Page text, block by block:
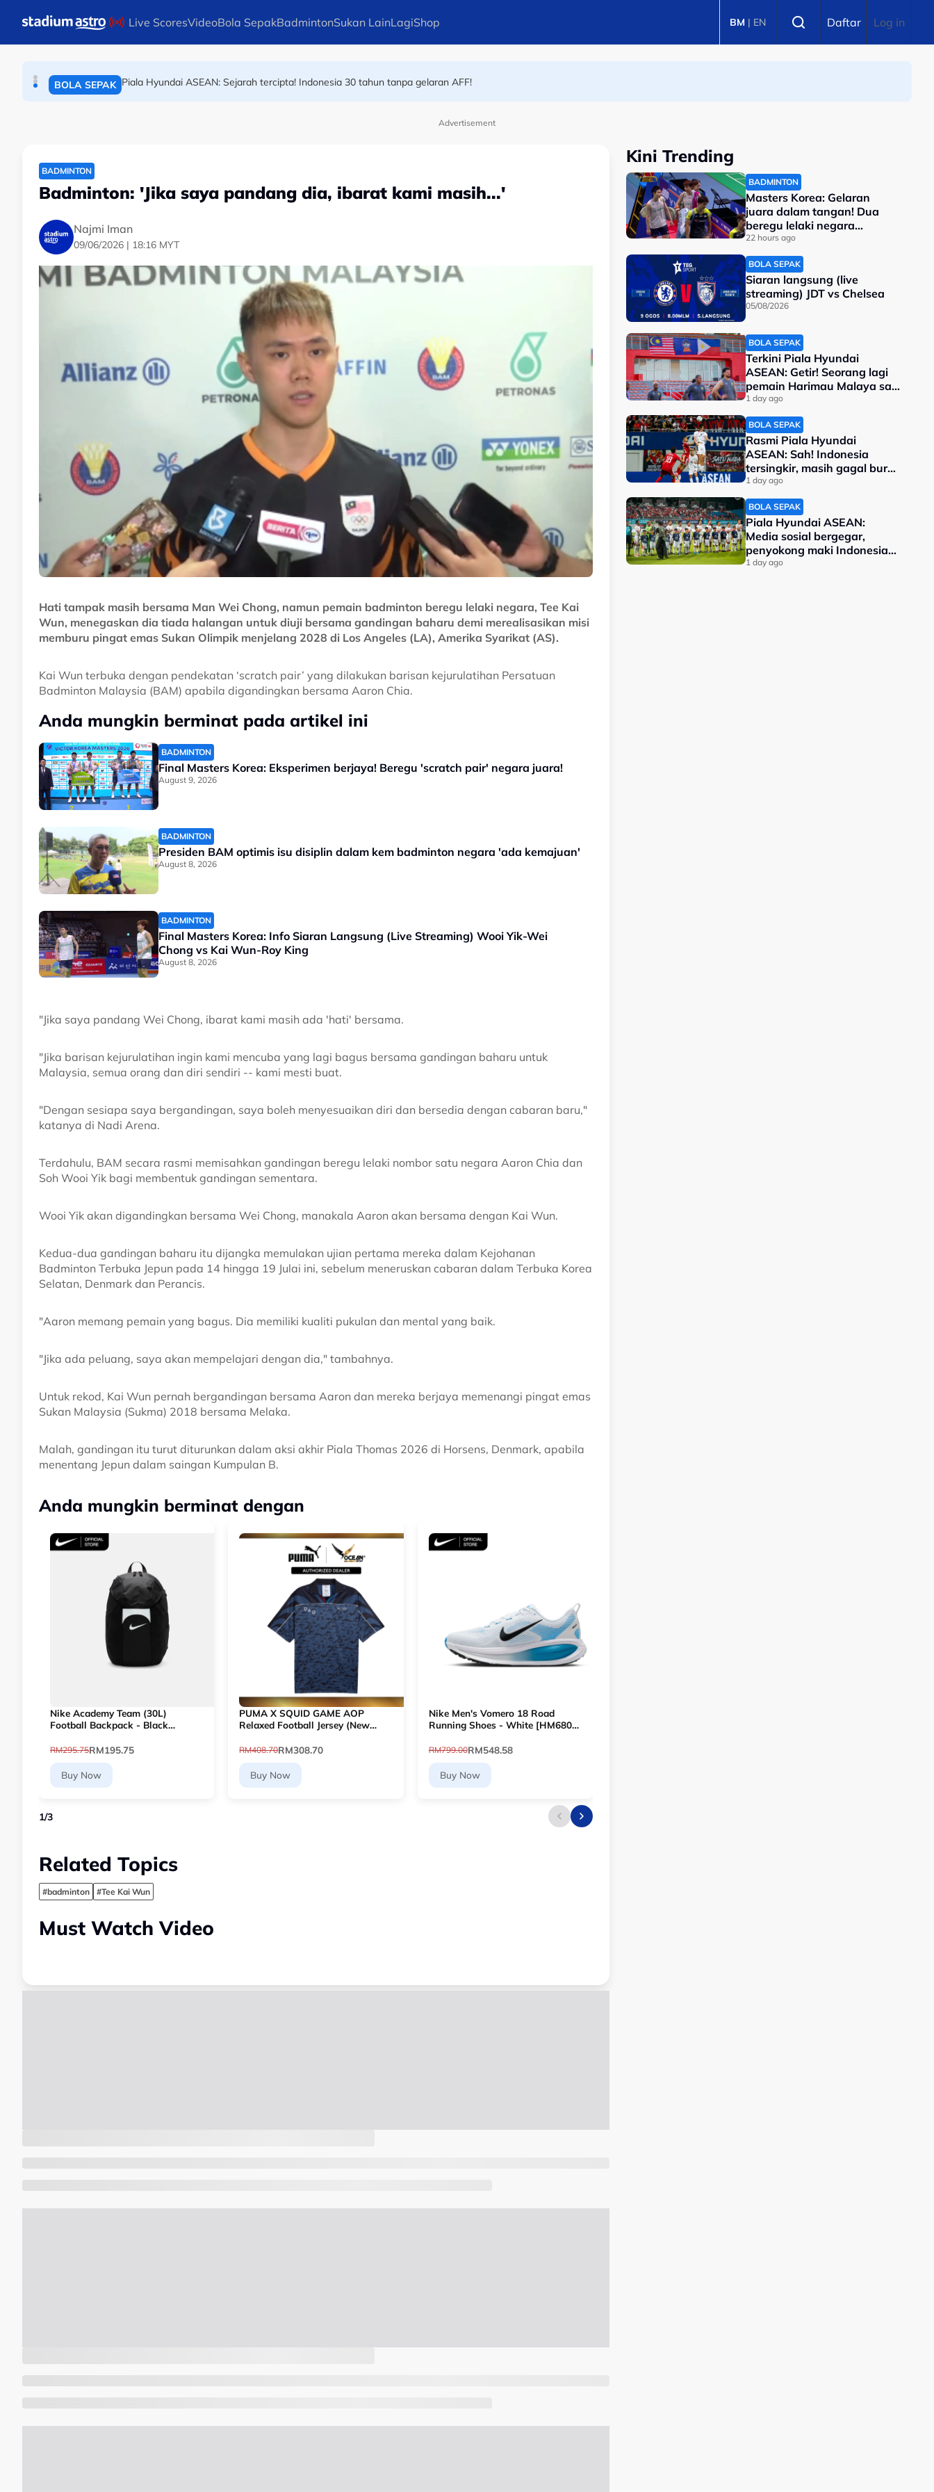
Live ScoresVideoBola SepakBadmintonSukan LainLagiShop BM | EN Daftar Log in
BADMINTON
BOLA SEPAK Piala Hyundai ASEAN: Sejarah tercipta! Indonesia 30 tahun tanpa gelaran AFF!
Advertisement
BADMINTON
Badminton: 'Jika saya pandang dia, ibarat kami masih...'
Najmi Iman
09/06/2026 | 18:16 MYT
Hati tampak masih bersama Man Wei Chong, namun pemain badminton beregu lelaki negara, Tee Kai
Wun, menegaskan dia tiada halangan untuk diuji bersama gandingan baharu demi merealisasikan misi
memburu pingat emas Sukan Olimpik menjelang 2028 di Los Angeles (LA), Amerika Syarikat (AS).
Kai Wun terbuka dengan pendekatan ‘scratch pair’ yang dilakukan barisan kejurulatihan Persatuan
Badminton Malaysia (BAM) apabila digandingkan bersama Aaron Chia.
Anda mungkin berminat pada artikel ini
BADMINTON
Final Masters Korea: Eksperimen berjaya! Beregu 'scratch pair' negara juara!
August 9, 2026
BADMINTON
Presiden BAM optimis isu disiplin dalam kem badminton negara 'ada kemajuan'
August 8, 2026
BADMINTON
Final Masters Korea: Info Siaran Langsung (Live Streaming) Wooi Yik-Wei
Chong vs Kai Wun-Roy King
August 8, 2026
"Jika saya pandang Wei Chong, ibarat kami masih ada 'hati' bersama.
"Jika barisan kejurulatihan ingin kami mencuba yang lagi bagus bersama gandingan baharu untuk
Malaysia, semua orang dan diri sendiri -- kami mesti buat.
"Dengan sesiapa saya bergandingan, saya boleh menyesuaikan diri dan bersedia dengan cabaran baru,"
katanya di Nadi Arena.
Terdahulu, BAM secara rasmi memisahkan gandingan beregu lelaki nombor satu negara Aaron Chia dan
Soh Wooi Yik bagi membentuk gandingan sementara.
Wooi Yik akan digandingkan bersama Wei Chong, manakala Aaron akan bersama dengan Kai Wun.
Kedua-dua gandingan baharu itu dijangka memulakan ujian pertama mereka dalam Kejohanan
Badminton Terbuka Jepun pada 14 hingga 19 Julai ini, sebelum meneruskan cabaran dalam Terbuka Korea
Selatan, Denmark dan Perancis.
"Aaron memang pemain yang bagus. Dia memiliki kualiti pukulan dan mental yang baik.
"Jika ada peluang, saya akan mempelajari dengan dia," tambahnya.
Untuk rekod, Kai Wun pernah bergandingan bersama Aaron dan mereka berjaya memenangi pingat emas
Sukan Malaysia (Sukma) 2018 bersama Melaka.
Malah, gandingan itu turut diturunkan dalam aksi akhir Piala Thomas 2026 di Horsens, Denmark, apabila
menentang Jepun dalam saingan Kumpulan B.
Anda mungkin berminat dengan
Nike Academy Team (30L)
Football Backpack - Black
RM295.75RM195.75
Buy Now
PUMA X SQUID GAME AOP
Relaxed Football Jersey (New
RM408.70RM308.70
Buy Now
Nike Men's Vomero 18 Road
Running Shoes - White [HM6803-
RM799.00RM548.58
Buy Now
1/3
Related Topics
#badminton #Tee Kai Wun
Must Watch Video
Kini Trending
BADMINTON
Masters Korea: Gelaran
juara dalam tangan! Dua
beregu lelaki negara
berentap di final
22 hours ago
BOLA SEPAK
Siaran langsung (live
streaming) JDT vs Chelsea
05/08/2026
BOLA SEPAK
Terkini Piala Hyundai
ASEAN: Getir! Seorang lagi
pemain Harimau Malaya sah
terkeluar
1 day ago
BOLA SEPAK
Rasmi Piala Hyundai
ASEAN: Sah! Indonesia
tersingkir, masih gagal buru
kejuaraan
1 day ago
BOLA SEPAK
Piala Hyundai ASEAN:
Media sosial bergegar,
penyokong maki Indonesia
malu kalah
1 day ago